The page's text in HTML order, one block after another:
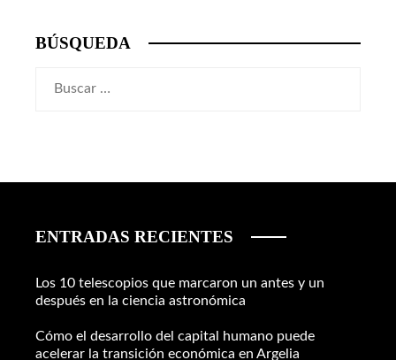
BÚSQUEDA
ENTRADAS RECIENTES
Los 10 telescopios que marcaron un antes y un
después en la ciencia astronómica
Cómo el desarrollo del capital humano puede
acelerar la transición económica en Argelia